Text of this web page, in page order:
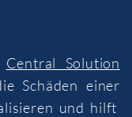
Central Solution
Schäden einer
und hilft